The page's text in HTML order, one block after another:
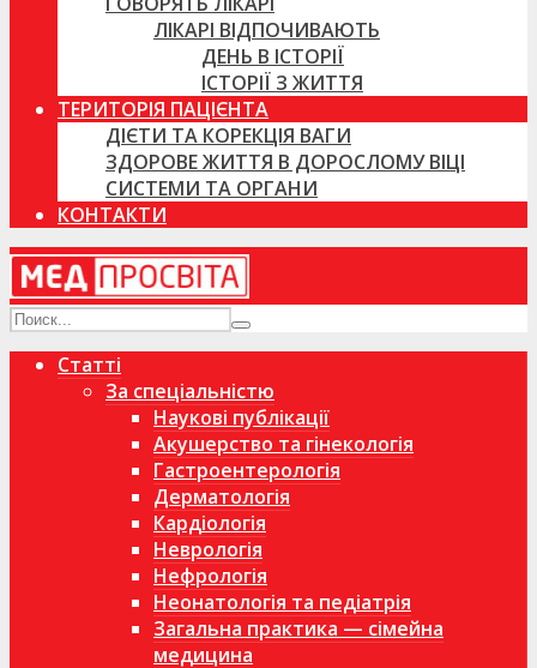
ЛІКАРІ ВІДПОЧИВАЮТЬ
ДЕНЬ В ІСТОРІЇ
ІСТОРІЇ З ЖИТТЯ
ТЕРИТОРІЯ ПАЦІЄНТА
ДІЄТИ ТА КОРЕКЦІЯ ВАГИ
ЗДОРОВЕ ЖИТТЯ В ДОРОСЛОМУ ВІЦІ
СИСТЕМИ ТА ОРГАНИ
КОНТАКТИ
Статті
За спеціальністю
Наукові публікації
Акушерство та гінекологія
Гастроентерологія
Дерматологія
Кардіологія
Неврологія
Нефрологія
Неонатологія та педіатрія
Загальна практика — сімейна
медицина